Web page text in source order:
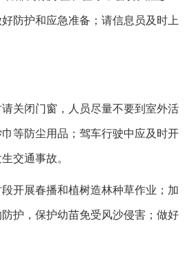
防护和应急准备；请信息员及时上
关闭门窗，人员尽量不要到室外活
等防尘用品；驾车行驶中应及时开
交通事故。
开展春播和植树造林种草作业；加
护，保护幼苗免受风沙侵害；做好